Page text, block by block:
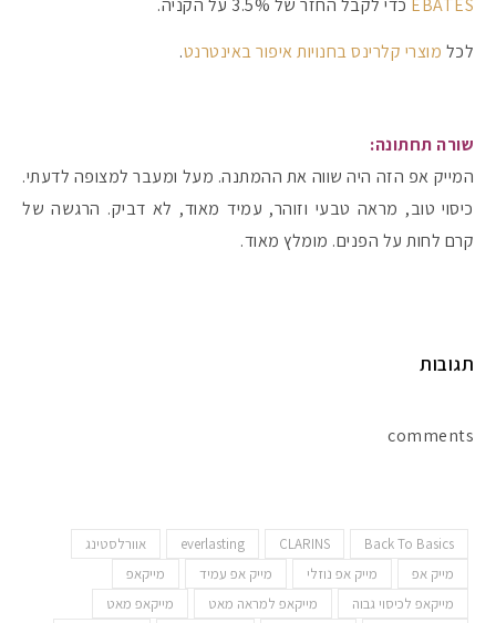
EBATES כדי לקבל החזר של 3.5% על הקניה.
לכל מוצרי קלרינס בחנויות איפור באינטרנט.
שורה תחתונה:
המייק אפ הזה היה שווה את ההמתנה. מעל ומעבר למצופה לדעתי.
כיסוי טוב, מראה טבעי וזוהר, עמיד מאוד, לא דביק. הרגשה של
קרם לחות על הפנים. מומלץ מאוד.
תגובות
comments
Back To Basics
CLARINS
everlasting
אוורלסטינג
מייק אפ
מייק אפ נוזלי מייק אפ עמיד
מייקאפ
מייקאפ לכיסוי גבוה
מייקאפ למראה מאט
מייקאפ מאט